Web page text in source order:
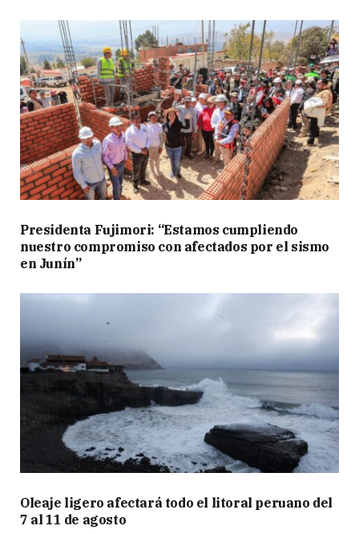
Presidenta Fujimori: “Estamos cumpliendo
nuestro compromiso con afectados por el sismo
en Junín”
Oleaje ligero afectará todo el litoral peruano del
7 al 11 de agosto